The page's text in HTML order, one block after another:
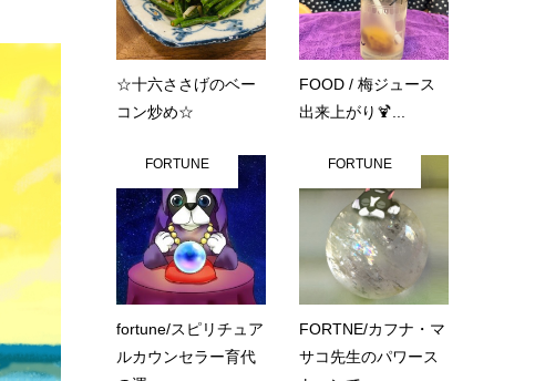
☆十六ささげのベー
コン炒め☆
FOOD / 梅ジュース
出来上がり🍹...
FORTUNE
fortune/スピリチュア
ルカウンセラー育代
FORTUNE
FORTNE/カフナ・マ
サコ先生のパワース